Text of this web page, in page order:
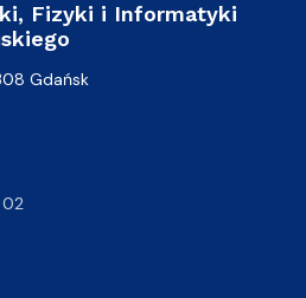
Fizyki i Informatyki
Gdańsk
02